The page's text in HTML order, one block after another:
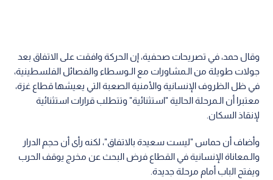
وقال حمد، في تصريحات صحفية، إن الحركة وافقت على الاتفاق بعد
جولات طويلة من الـمشاورات مع الـوسطاء والفصائل الفلسطينية،
في ظل الظروف الإنسانية والأمنية الصعبة التي يعيشها قطاع غزة،
معتبرا أن الـمرحلة الحالية "استثنائية" وتتطلب قرارات استثنائية
لإنقاذ السكان.
وأضاف أن حماس "ليست سعيدة بالاتفاق"، لكنه رأى أن حجم الدرار
والـمعاناة الإنسانية في القطاع فرض البحث عن مخرج يوقف الحرب
ويفتح الباب أمام مرحلة جديدة.